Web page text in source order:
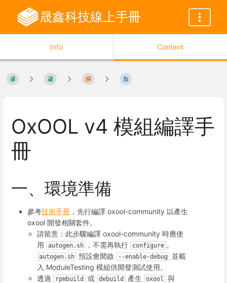
晟鑫科技線上手冊
Info Content
OxOOL v4 模組編譯手
冊
一、環境準備
參考技術手冊 ，先行編譯 oxool-community 以產生
oxool 開發相關套件。
請留意：此步驟編譯 oxool-community 時應使
用
autogen.sh ，不需再執行 configure 。
autogen.sh 預設會開啟 --enable-debug
並載
入 ModuleTesting 模組供開發測試使用。
透過
rpmbuild 或 debuild 產生 oxool 與